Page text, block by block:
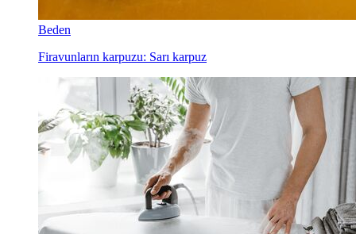
Beden
Firavunların karpuzu: Sarı karpuz